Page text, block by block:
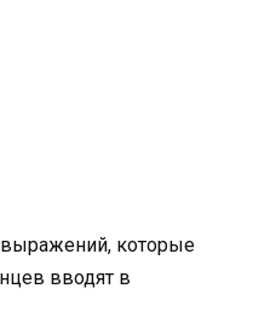
которые
вводят в